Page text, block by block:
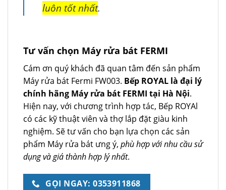
luôn tốt nhất.
Tư vấn chọn Máy rửa bát FERMI
Cám ơn quý khách đã quan tâm đến sản phẩm
Máy rửa bát Fermi FW003. Bếp ROYAL là đại lý
chính hãng Máy rửa bát FERMI tại Hà Nội.
Hiện nay, với chương trình hợp tác, Bếp ROYAl
có các kỹ thuật viên và thợ lắp đặt giàu kinh
nghiệm. Sẽ tư vấn cho bạn lựa chọn các sản
phẩm Máy rửa bát ưng ý, phù hợp với nhu cầu sử
dụng và giá thành hợp lý nhất.
GỌI NGAY: 0353911868